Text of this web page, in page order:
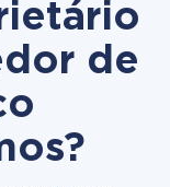
de